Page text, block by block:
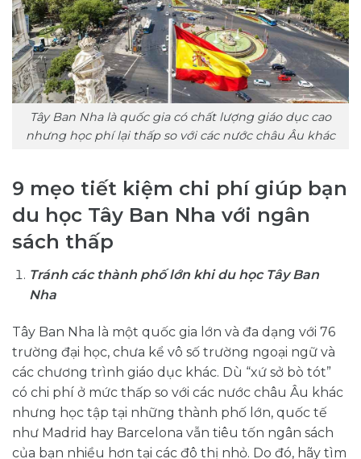
Tây Ban Nha là quốc gia có chất lượng giáo dục cao
nhưng học phí lại thấp so với các nước châu Âu khác
9 mẹo tiết kiệm chi phí giúp bạn
du học Tây Ban Nha với ngân
sách thấp
Tránh các thành phố lớn khi du học Tây Ban
Nha
Tây Ban Nha là một quốc gia lớn và đa dạng với 76
trường đại học, chưa kể vô số trường ngoại ngữ và
các chương trình giáo dục khác. Dù “xứ sở bò tót”
có chi phí ở mức thấp so với các nước châu Âu khác
nhưng học tập tại những thành phố lớn, quốc tế
như Madrid hay Barcelona vẫn tiêu tốn ngân sách
của bạn nhiều hơn tại các đô thị nhỏ. Do đó, hãy tìm